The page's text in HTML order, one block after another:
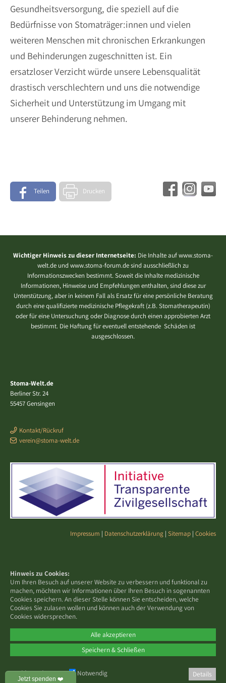
Alle akzeptieren
Speichern & Schließen
Hinweis zu Cookies:
Um Ihren Besuch auf unserer Website zu verbessern und funktional zu
machen, möchten wir Informationen über Ihren Besuch in sogenannten
Cookies speichern. An dieser Stelle können Sie entscheiden, welche
Cookies Sie zulasen wollen und können auch der Verwendung von
Cookies widersprechen.
Cookies zulassen: Notwendig Details
Gesundheitsversorgung, die speziell auf die
Bedürfnisse von Stomaträger:innen und vielen
weiteren Menschen mit chronischen Erkrankungen
und Behinderungen zugeschnitten ist. Ein
ersatzloser Verzicht würde unsere Lebensqualität
drastisch verschlechtern und uns die notwendige
Sicherheit und Unterstützung im Umgang mit
unserer Behinderung nehmen.
Teilen Drucken
Wichtiger Hinweis zu dieser Internetseite: Die Inhalte auf www.stoma-
welt.de und www.stoma-forum.de sind ausschließlich zu
Informationszwecken bestimmt. Soweit die Inhalte medizinische
Informationen, Hinweise und Empfehlungen enthalten, sind diese zur
Unterstützung, aber in keinem Fall als Ersatz für eine persönliche Beratung
durch eine qualifizierte medizinische Pflegekraft (z.B. Stomatherapeutin)
oder für eine Untersuchung oder Diagnose durch einen approbierten Arzt
bestimmt. Die Haftung für eventuell entstehende Schäden ist
ausgeschlossen.
Stoma-Welt.de
Berliner Str. 24
55457 Gensingen
Kontakt/Rückruf
verein@stoma-welt.de
Impressum | Datenschutzerklärung | Sitemap | Cookies
Jetzt spenden ❤️